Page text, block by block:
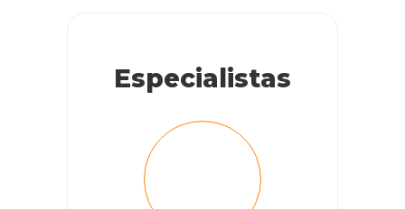
Especialistas